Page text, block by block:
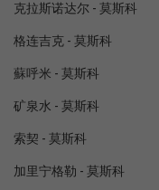
克拉斯诺达尔 - 莫斯科
格连吉克 - 莫斯科
蘇呼米 - 莫斯科
矿泉水 - 莫斯科
索契 - 莫斯科
加里宁格勒 - 莫斯科